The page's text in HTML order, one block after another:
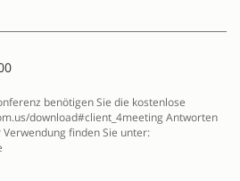
benötigen Sie die kostenlose
download#client_4meeting Antworten
finden Sie unter: